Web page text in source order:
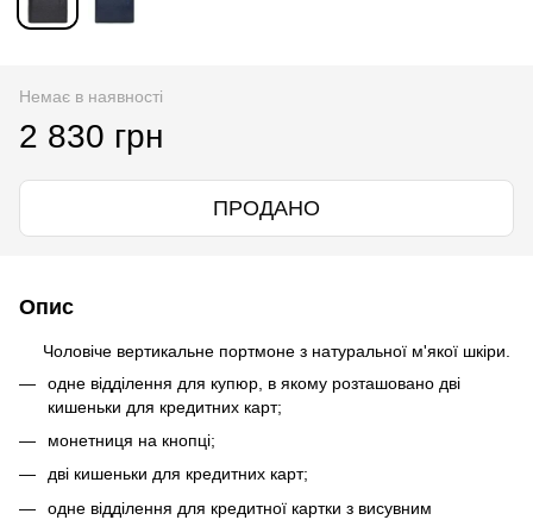
Немає в наявності
2 830 грн
ПРОДАНО
Опис
Чоловіче вертикальне портмоне з натуральної м'якої шкіри.
одне відділення для купюр, в якому розташовано дві
кишеньки для кредитних карт;
монетниця на кнопці;
дві кишеньки для кредитних карт;
одне відділення для кредитної картки з висувним